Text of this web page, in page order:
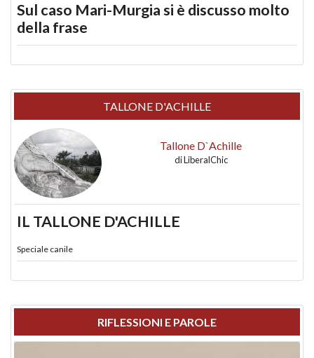
Sul caso Mari-Murgia si è discusso molto
della frase
TALLONE D'ACHILLE
Tallone D`Achille
diLiberalChic
IL TALLONE D'ACHILLE
Speciale canile
RIFLESSIONI E PAROLE